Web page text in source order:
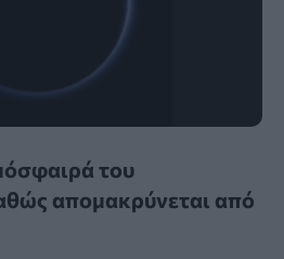
του
απομακρύνεται από